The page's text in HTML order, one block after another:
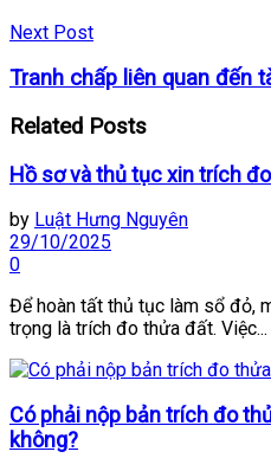
Next Post
Tranh chấp liên quan đến
Related Posts
Hồ sơ và thủ tục xin trích
by Luật Hưng Nguyên
29/10/2025
0
Để hoàn tất thủ tục làm sổ đỏ,
trọng là trích đo thửa đất. Việc...
Có phải nộp bản trích đo
không?